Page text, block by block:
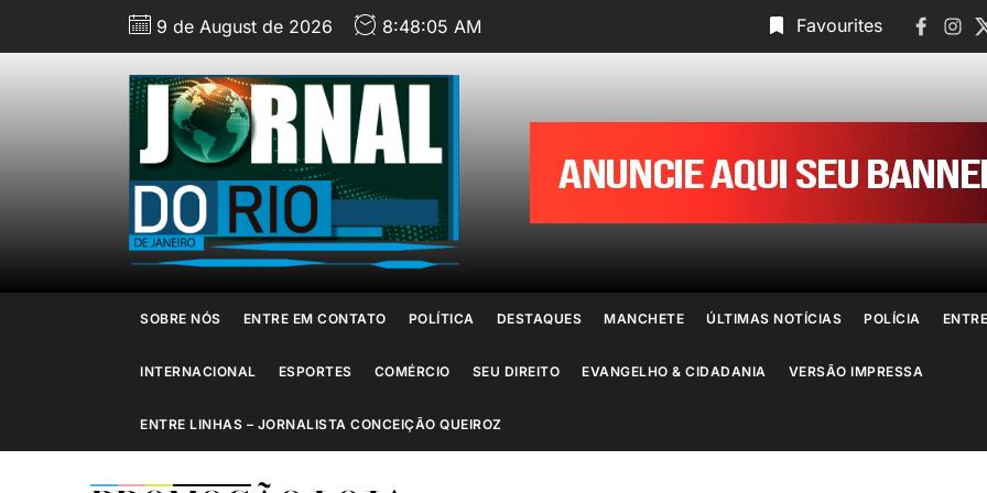
9 de August de 2026 8:48:06 AM Favourites
Jornal
do
Rio
de
Janeiro
SOBRE NÓS ENTRE EM CONTATO POLÍTICA DESTAQUES MANCHETE ÚLTIMAS NOTÍCIAS POLÍCIA
INTERNACIONAL ESPORTES COMÉRCIO SEU DIREITO EVANGELHO & CIDADANIA VERSÃO IMPRESSA
ENTRE LINHAS – JORNALISTA CONCEIÇÃO QUEIROZ